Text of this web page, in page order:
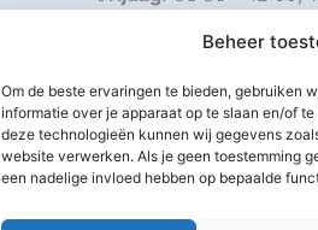
Beheer
Om de beste ervaringen te bieden, gebruiken
informatie over je apparaat op te slaan en/of
deze technologieën kunnen wij gegevens
website verwerken. Als je geen toestemming
een nadelige invloed hebben op bepaalde
Gesloten
Afwijkende